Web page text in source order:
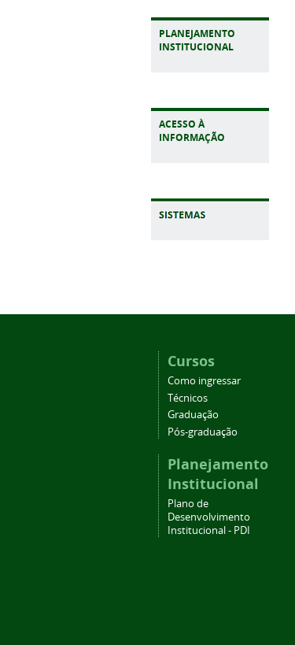
PLANEJAMENTO
INSTITUCIONAL
ACESSO À
INFORMAÇÃO
Cursos
Como ingressar
Técnicos
Graduação
Pós-graduação
Planejamento
Institucional
Plano de
Desenvolvimento
Institucional - PDI